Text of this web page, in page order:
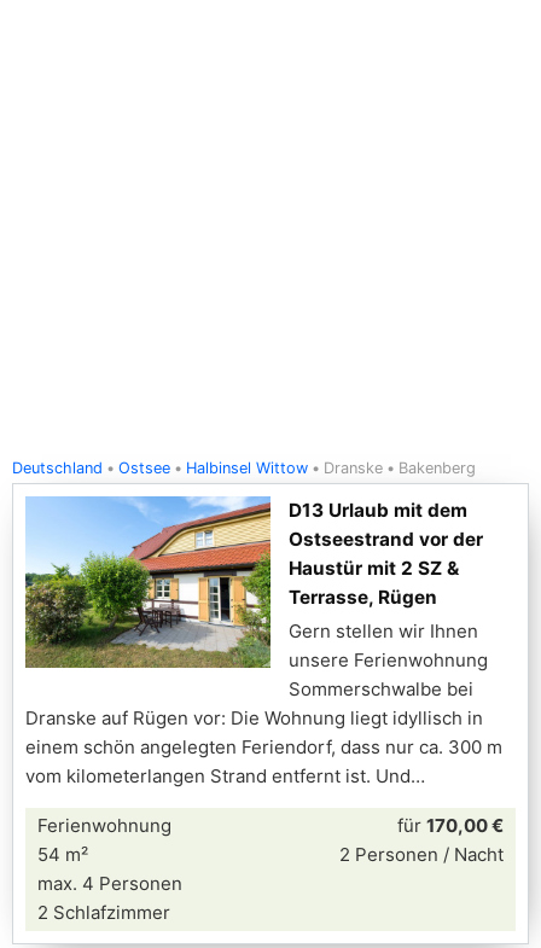
Deutschland Ostsee Halbinsel Wittow Dranske Bakenberg
D13 Urlaub mit dem
Ostseestrand vor der
Haustür mit 2 SZ &
Terrasse, Rügen
Gern stellen wir Ihnen
unsere Ferienwohnung
Sommerschwalbe bei
Dranske auf Rügen vor: Die Wohnung liegt idyllisch in
einem schön angelegten Feriendorf, dass nur ca. 300 m
vom kilometerlangen Strand entfernt ist. Und
Ferienwohnung
54 m²
max. 4 Personen
2 Schlafzimmer
für 170,00 €
2 Personen / Nacht